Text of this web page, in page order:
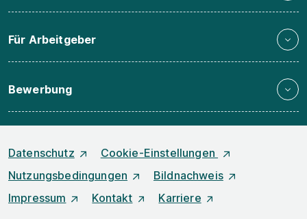
Für Arbeitgeber
Bewerbung
Datenschutz
Cookie-Einstellungen
Nutzungsbedingungen
Bildnachweis
Impressum
Kontakt Karriere